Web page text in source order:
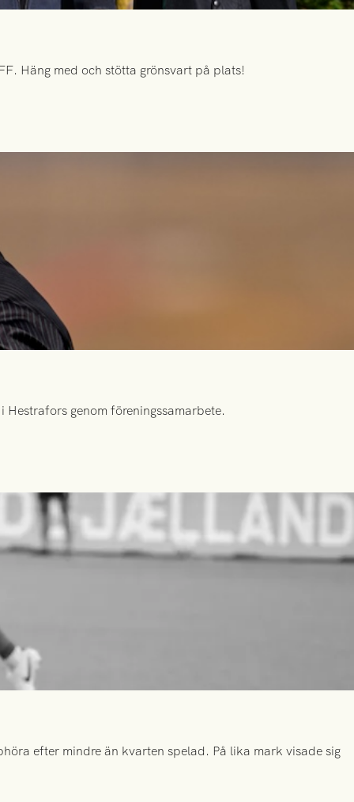
Häng med och stötta grönsvart på plats!
genom föreningssamarbete.
efter mindre än kvarten spelad. På lika mark visade sig